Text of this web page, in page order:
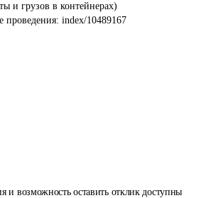
и возможность оставить отклик доступны
и грузов в контейнерах)
проведения: index/10489167